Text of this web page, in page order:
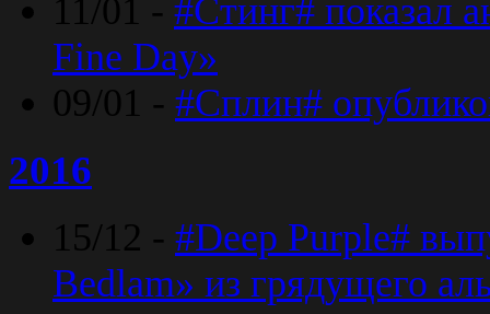
11/01 - #Стинг# показал
Fine Day»
09/01 - #Сплин#
2016
15/12 - #Deep Purple#
Bedlam» из грядущего